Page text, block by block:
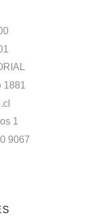
1881
1
9067